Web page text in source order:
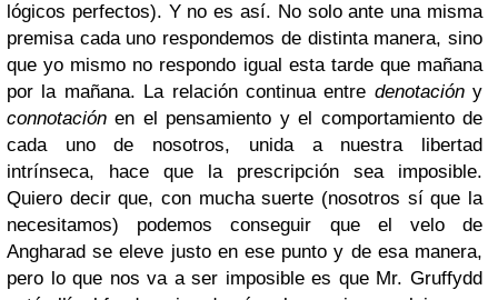
lógicos perfectos). Y no es así. No solo ante una misma
premisa cada uno respondemos de distinta manera, sino
que yo mismo no respondo igual esta tarde que mañana
por la mañana. La relación continua entre denotacióny
connotación en el pensamiento y el comportamiento de
cada uno de nosotros, unida a nuestra libertad
intrínseca, hace que la prescripción sea imposible.
Quiero decir que, con mucha suerte (nosotros sí que la
necesitamos) podemos conseguir que el velo de
Angharad se eleve justo en ese punto y de esa manera,
pero lo que nos va a ser imposible es que Mr. Gruffydd